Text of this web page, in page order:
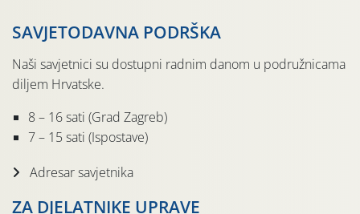
SAVJETODAVNA PODRŠKA
Naši savjetnici su dostupni radnim danom u podružnicama
diljem Hrvatske.
8 – 16 sati (Grad Zagreb)
7 – 15 sati (Ispostave)
Adresar savjetnika
ZA DJELATNIKE UPRAVE